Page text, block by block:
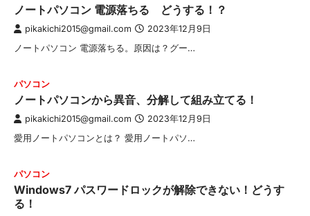
ノートパソコン 電源落ちる どうする！？
pikakichi2015@gmail.com 2023年12月9日
ノートパソコン 電源落ちる。原因は？グー…
パソコン
ノートパソコンから異音、分解して組み立てる！
pikakichi2015@gmail.com 2023年12月9日
愛用ノートパソコンとは？ 愛用ノートパソ…
パソコン
Windows7 パスワードロックが解除できない！どうす
る！